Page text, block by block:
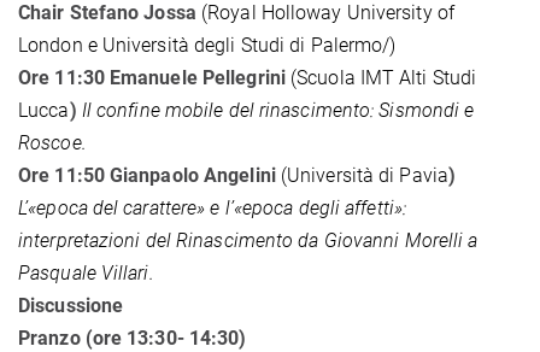
Chair Stefano Jossa (Royal Holloway University of
London e Università degli Studi di Palermo/)
Ore 11:30 Emanuele Pellegrini (Scuola IMT Alti Studi
Lucca) Il confine mobile del rinascimento: Sismondi e
Roscoe.
Ore 11:50 Gianpaolo Angelini(Università di Pavia)
L’«epoca del carattere» e l’«epoca degli affetti»:
interpretazioni del Rinascimento da Giovanni Morelli a
Pasquale Villari.
Discussione
Pranzo (ore 13:30- 14:30)